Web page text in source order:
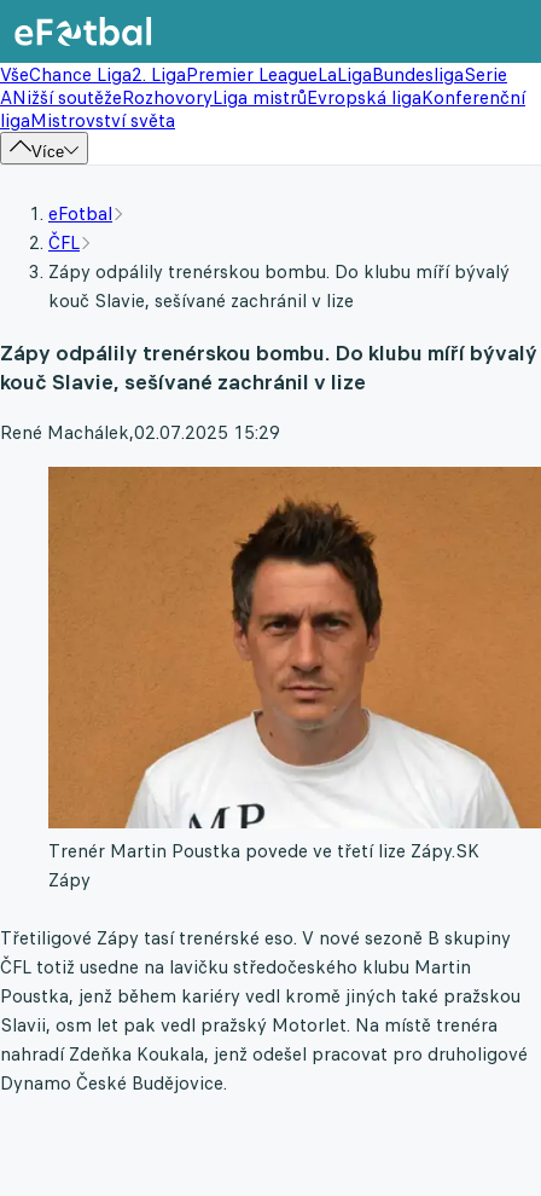
VšeChance Liga2. LigaPremier LeagueLaLigaBundesligaSerie
ANižší soutěžeRozhovoryLiga mistrůEvropská ligaKonferenční
ligaMistrovství světa
Více
eFotbal
ČFL
Zápy odpálily trenérskou bombu. Do klubu míří bývalý
kouč Slavie, sešívané zachránil v lize
Zápy odpálily trenérskou bombu. Do klubu míří bývalý
kouč Slavie, sešívané zachránil v lize
René Machálek,02.07.2025 15:29
Trenér Martin Poustka povede ve třetí lize Zápy.SK
Zápy
Třetiligové Zápy tasí trenérské eso. V nové sezoně B skupiny
ČFL totiž usedne na lavičku středočeského klubu Martin
Poustka, jenž během kariéry vedl kromě jiných také pražskou
Slavii, osm let pak vedl pražský Motorlet. Na místě trenéra
nahradí Zdeňka Koukala, jenž odešel pracovat pro druholigové
Dynamo České Budějovice.